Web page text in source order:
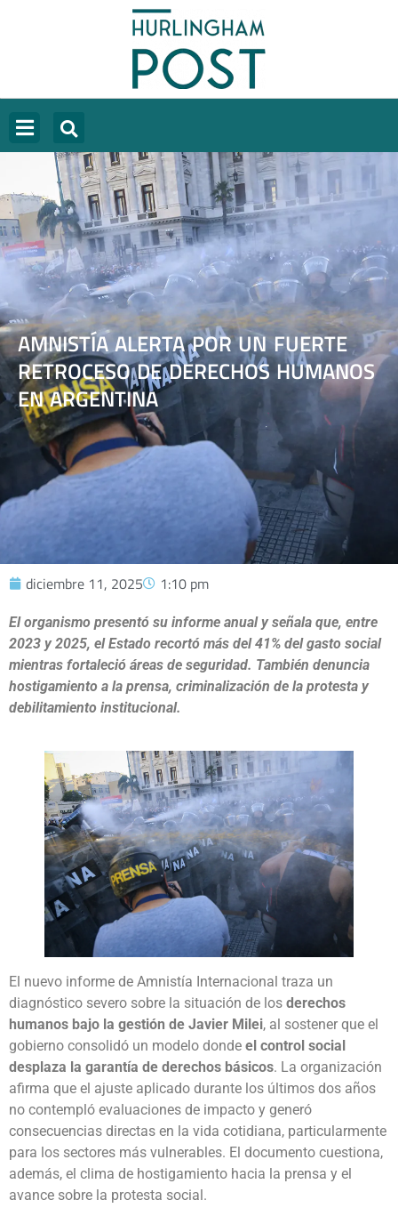
AMNISTÍA ALERTA POR UN FUERTE
RETROCESO DE DERECHOS HUMANOS
EN ARGENTINA
diciembre 11, 2025 1:10 pm
El organismo presentó su informe anual y señala que, entre
2023 y 2025, el Estado recortó más del 41% del gasto social
mientras fortaleció áreas de seguridad. También denuncia
hostigamiento a la prensa, criminalización de la protesta y
debilitamiento institucional.
El nuevo informe de Amnistía Internacional traza un
diagnóstico severo sobre la situación de los derechos
humanos bajo la gestión de Javier Milei, al sostener que el
gobierno consolidó un modelo donde el control social
desplaza la garantía de derechos básicos. La organización
afirma que el ajuste aplicado durante los últimos dos años
no contempló evaluaciones de impacto y generó
consecuencias directas en la vida cotidiana, particularmente
para los sectores más vulnerables. El documento cuestiona,
además, el clima de hostigamiento hacia la prensa y el
avance sobre la protesta social.